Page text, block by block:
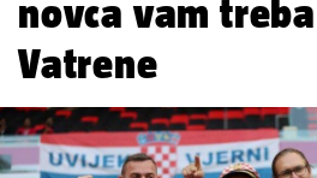
novca vam
Vatrene